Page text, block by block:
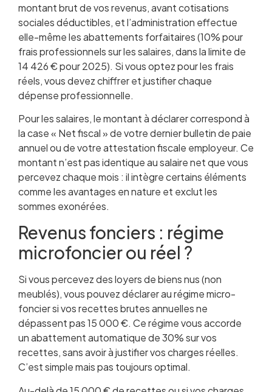
montant brut de vos revenus, avant cotisations
sociales déductibles, et l’administration effectue
elle-même les abattements forfaitaires (10% pour
frais professionnels sur les salaires, dans la limite de
14 426 € pour 2025). Si vous optez pour les frais
réels, vous devez chiffrer et justifier chaque
dépense professionnelle.
Pour les salaires, le montant à déclarer correspond à
la case « Net fiscal » de votre dernier bulletin de paie
annuel ou de votre attestation fiscale employeur. Ce
montant n’est pas identique au salaire net que vous
percevez chaque mois : il intègre certains éléments
comme les avantages en nature et exclut les
sommes exonérées.
Revenus fonciers : régime
microfoncier ou réel ?
Si vous percevez des loyers de biens nus (non
meublés), vous pouvez déclarer au régime micro-
foncier si vos recettes brutes annuelles ne
dépassent pas 15 000 €. Ce régime vous accorde
un abattement automatique de 30% sur vos
recettes, sans avoir à justifier vos charges réelles.
C’est simple mais pas toujours optimal.